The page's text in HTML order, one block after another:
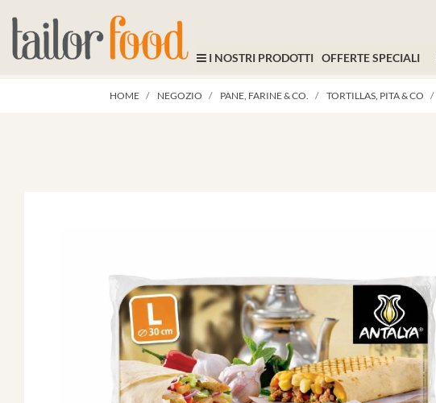
I NOSTRI PRODOTTI OFFERTE SPECIALI
HOME NEGOZIO PANE, FARINE & CO. TORTILLAS, PITA & CO